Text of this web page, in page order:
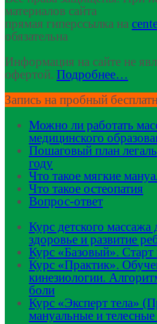
материалов сайта
прямая гиперссылка на
обязательна
Информация на сайте не
офертой. Подробнее…
Запись на пробный
Можно ли работать
медицинского
Пошаговый план
году
Что такое мягкие
Что такое остеопатия
Вопрос-ответ
Курс детского массажа
здоровье и развитие
Курс «Базовый». Старт
Курс «Практик».
кинезиологии.
боли
Курс «Эксперт тела»
мануальные и